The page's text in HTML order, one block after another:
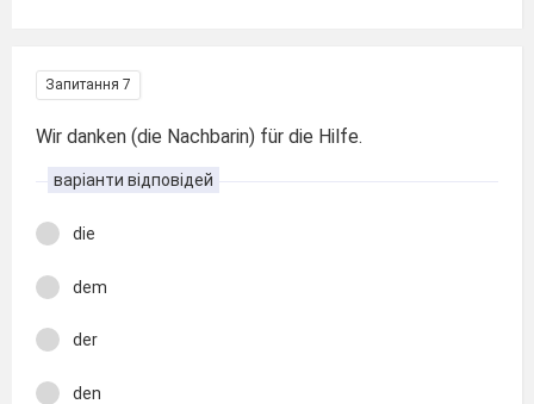
Запитання 7
Wir danken (die Nachbarin) für die Hilfe.
варіанти відповідей
die
dem
der
den